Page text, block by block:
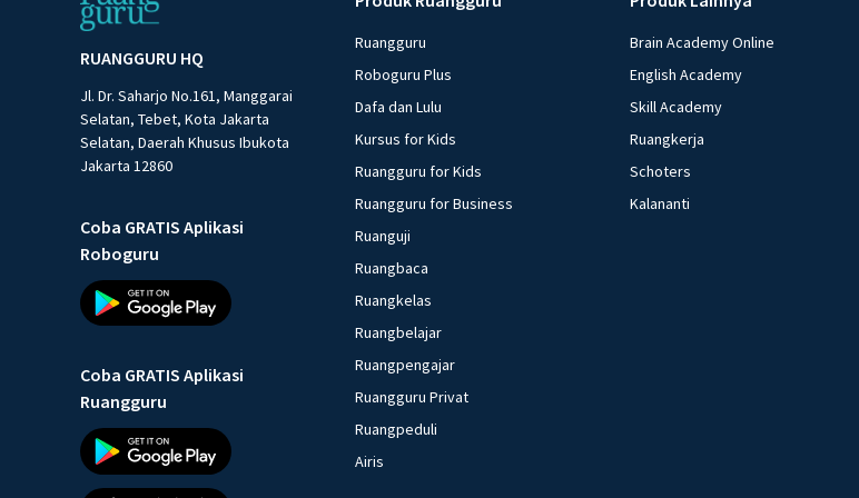
RUANGGURU HQ
Jl. Dr. Saharjo No.161, Manggarai
Selatan, Tebet, Kota Jakarta
Selatan, Daerah Khusus Ibukota
Jakarta 12860
Coba GRATIS Aplikasi
Roboguru
Coba GRATIS Aplikasi
Ruangguru
Ruangguru
Roboguru Plus
Dafa dan Lulu
Kursus for Kids
Ruangguru for Kids
Ruangguru for Business
Ruanguji
Ruangbaca
Ruangkelas
Ruangbelajar
Ruangpengajar
Ruangguru Privat
Ruangpeduli
Airis
Brain Academy Online
English Academy
Skill Academy
Ruangkerja
Schoters
Kalananti